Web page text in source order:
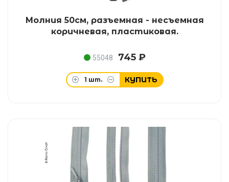
Молния 50см, разъемная - несъемная
коричневая, пластиковая.
55048 745 ₽
1 шт. КУПИТЬ